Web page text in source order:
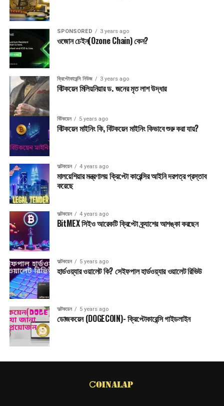
SPONSORED 3 years ago
ওজোন চেইন(Ozone Chain) কেন?
ক্রিপ্টোকারেন্সি নিউজ 3 years ago
বিটকয়েন মিলিয়নিয়ার ড. জনের মৃত লাশ উদ্ধার
বিটকয়েন 5 years ago
বিটকয়েন মাইনিং কি, বিটকয়েন মাইনিং কিভাবে শুরু করা যায়?
অল্টকয়েন 4 years ago
মালয়েশিয়ার মন্ত্রণালয় ক্রিপ্টো কারেন্সির আইনি দরপত্র প্রস্তাব
করেছে
অল্টকয়েন 4 years ago
BitMEX সিইও আরেকটি ক্রিপ্টো ক্র্যাশের আশঙ্কা করছেন
অল্টকয়েন 5 years ago
হার্ডওয়্যার ওয়ালেট কি? সেইফপাল হার্ডওয়্যার ওয়ালেট রিভিউ
অল্টকয়েন 5 years ago
ডোজকয়েন (DOGECOIN)- ক্রিপ্টোকারেন্সি গাইডলাইন